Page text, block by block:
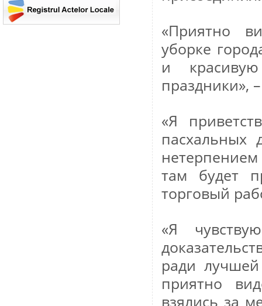
«Приятно
уборке
и
праздники»,
«Я
там будет
торговый
«Я
ради
приятно
взялись за